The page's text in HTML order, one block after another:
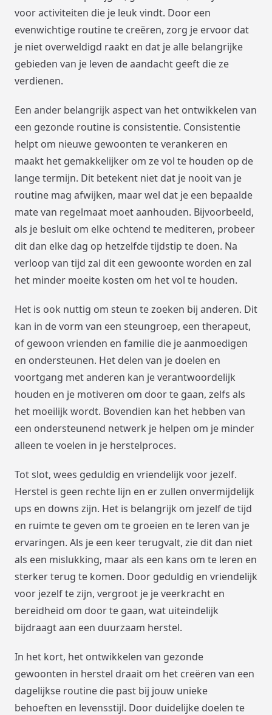
voor activiteiten die je leuk vindt. Door een
evenwichtige routine te creëren, zorg je ervoor dat
je niet overweldigd raakt en dat je alle belangrijke
gebieden van je leven de aandacht geeft die ze
verdienen.
Een ander belangrijk aspect van het ontwikkelen van
een gezonde routine is consistentie. Consistentie
helpt om nieuwe gewoonten te verankeren en
maakt het gemakkelijker om ze vol te houden op de
lange termijn. Dit betekent niet dat je nooit van je
routine mag afwijken, maar wel dat je een bepaalde
mate van regelmaat moet aanhouden. Bijvoorbeeld,
als je besluit om elke ochtend te mediteren, probeer
dit dan elke dag op hetzelfde tijdstip te doen. Na
verloop van tijd zal dit een gewoonte worden en zal
het minder moeite kosten om het vol te houden.
Het is ook nuttig om steun te zoeken bij anderen. Dit
kan in de vorm van een steungroep, een therapeut,
of gewoon vrienden en familie die je aanmoedigen
en ondersteunen. Het delen van je doelen en
voortgang met anderen kan je verantwoordelijk
houden en je motiveren om door te gaan, zelfs als
het moeilijk wordt. Bovendien kan het hebben van
een ondersteunend netwerk je helpen om je minder
alleen te voelen in je herstelproces.
Tot slot, wees geduldig en vriendelijk voor jezelf.
Herstel is geen rechte lijn en er zullen onvermijdelijk
ups en downs zijn. Het is belangrijk om jezelf de tijd
en ruimte te geven om te groeien en te leren van je
ervaringen. Als je een keer terugvalt, zie dit dan niet
als een mislukking, maar als een kans om te leren en
sterker terug te komen. Door geduldig en vriendelijk
voor jezelf te zijn, vergroot je je veerkracht en
bereidheid om door te gaan, wat uiteindelijk
bijdraagt aan een duurzaam herstel.
In het kort, het ontwikkelen van gezonde
gewoonten in herstel draait om het creëren van een
dagelijkse routine die past bij jouw unieke
behoeften en levensstijl. Door duidelijke doelen te